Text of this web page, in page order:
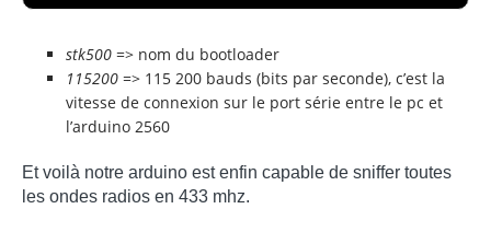
stk500 => nom du bootloader
115200 => 115 200 bauds (bits par seconde), c’est la
vitesse de connexion sur le port série entre le pc et
l’arduino 2560
Et voilà notre arduino est enfin capable de sniffer toutes
les ondes radios en 433 mhz.